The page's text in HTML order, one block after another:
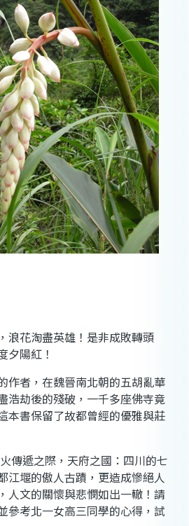
花淘盡英雄！是非成敗轉頭
夕陽紅！
者，在魏晉南北朝的五胡亂華
浩劫後的殘破，一千多座佛寺竟
本書保留了故都曾經的優雅與莊
遞之際，天府之國：四川的七
江堰的傲人古蹟，更造成慘絕人
人文的關懷與悲憫如出一轍！請
參考北一女高三同學的心得，試